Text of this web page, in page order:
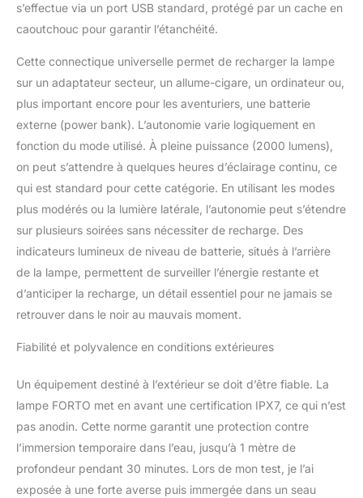
s’effectue via un port USB standard, protégé par un cache en
caoutchouc pour garantir l’étanchéité.
Cette connectique universelle permet de recharger la lampe
sur un adaptateur secteur, un allume-cigare, un ordinateur ou,
plus important encore pour les aventuriers, une batterie
externe (power bank). L’autonomie varie logiquement en
fonction du mode utilisé. À pleine puissance (2000 lumens),
on peut s’attendre à quelques heures d’éclairage continu, ce
qui est standard pour cette catégorie. En utilisant les modes
plus modérés ou la lumière latérale, l’autonomie peut s’étendre
sur plusieurs soirées sans nécessiter de recharge. Des
indicateurs lumineux de niveau de batterie, situés à l’arrière
de la lampe, permettent de surveiller l’énergie restante et
d’anticiper la recharge, un détail essentiel pour ne jamais se
retrouver dans le noir au mauvais moment.
Fiabilité et polyvalence en conditions extérieures
Un équipement destiné à l’extérieur se doit d’être fiable. La
lampe FORTO met en avant une certification IPX7, ce qui n’est
pas anodin. Cette norme garantit une protection contre
l’immersion temporaire dans l’eau, jusqu’à 1 mètre de
profondeur pendant 30 minutes. Lors de mon test, je l’ai
exposée à une forte averse puis immergée dans un seau